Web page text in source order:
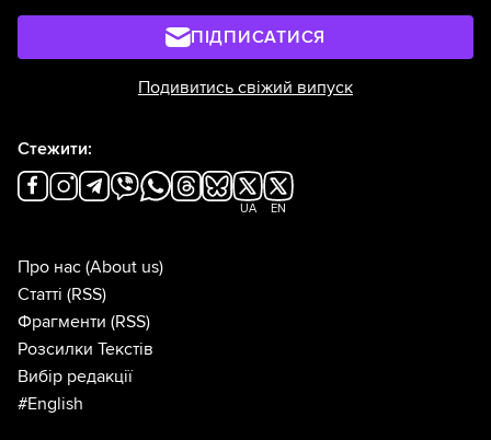
ПІДПИСАТИСЯ
Подивитись свіжий випуск
Стежити:
UA EN
Про нас (About us)
Статті (RSS)
Фрагменти (RSS)
Розсилки Текстів
Вибір редакції
#English